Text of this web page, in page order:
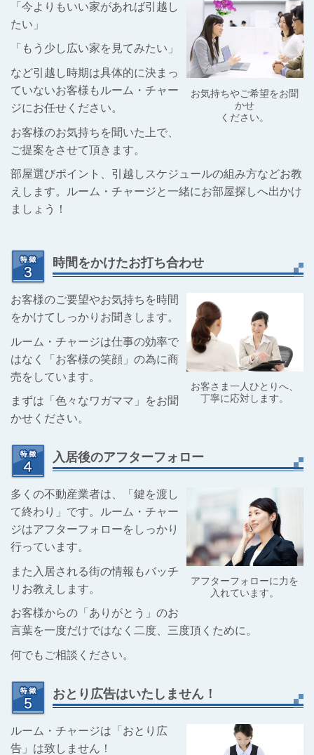
お気持ちやご希望をお聞
かせ
ください。
「今よりもいい家があれば引越し
たい」
「もう少し広い家を見てみたい」
など引越し時期は具体的に決まっ
ていないお客様もルーム・チャー
ジにお任せください。
お客様のお気持ちを聞いた上で、
ご提案をさせて頂きます。
部屋選びポイント、引越しスケジュールの組み方などお教
えします。ルーム・チャージと一緒にお部屋探しへ出かけ
ましょう！
時間をかけたお打ち合わせ
お客さま一人ひとりへ、
丁寧に応対します。
お客様のご要望やお気持ちを時間
をかけてしっかりお聞きします。
ルーム・チャージは仕事の効率で
はなく「お客様の笑顔」の為に商
売をしています。
まずは「色々なワガママ」をお聞
かせください。
入居後のアフターフォロー
アフターフォローに力を
入れています。
多くの不動産業者は、「鍵を渡し
て終わり」です。ルーム・チャー
ジはアフターフォローをしっかり
行っています。
また入居される街の情報もバッチ
リお教えします。
お客様からの「ありがとう」のお
言葉を一度だけではなく二度、三度頂くために。
何でもご相談ください。
おとり広告はいたしません！
ルーム・チャージは「おとり広
告」は致しません！